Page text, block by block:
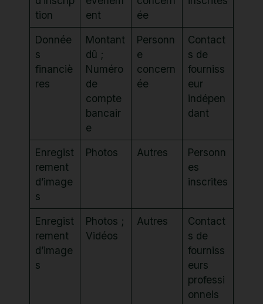
tion
ent
ée
Donnée
s
financiè
res
Montant
dû ;
Numéro
de
compte
bancair
e
Personn
e
concern
ée
Contact
s de
fourniss
eur
indépen
dant
Enregist
rement
d’image
s
Photos Autres
Personn
es
inscrites
Enregist
rement
d’image
s
Photos ;
Vidéos
Autres
Contact
s de
fourniss
eurs
professi
onnels